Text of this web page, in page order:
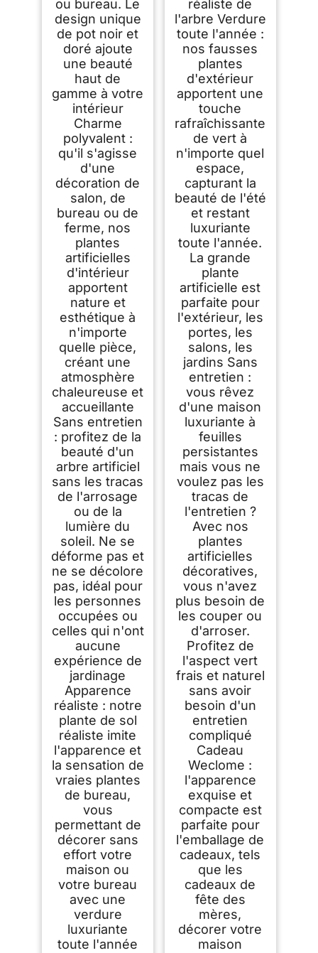
ou bureau. Le
design unique
de pot noir et
doré ajoute
une beauté
haut de
gamme à votre
intérieur
Charme
polyvalent :
qu'il s'agisse
d'une
décoration de
salon, de
bureau ou de
ferme, nos
plantes
artificielles
d'intérieur
apportent
nature et
esthétique à
n'importe
quelle pièce,
créant une
atmosphère
chaleureuse et
accueillante
Sans entretien
: profitez de la
beauté d'un
arbre artificiel
sans les tracas
de l'arrosage
ou de la
lumière du
soleil. Ne se
déforme pas et
ne se décolore
pas, idéal pour
les personnes
occupées ou
celles qui n'ont
aucune
expérience de
jardinage
Apparence
réaliste : notre
plante de sol
réaliste imite
l'apparence et
la sensation de
vraies plantes
de bureau,
vous
permettant de
décorer sans
effort votre
maison ou
votre bureau
avec une
verdure
luxuriante
toute l'année
réaliste de
l'arbre Verdure
toute l'année :
nos fausses
plantes
d'extérieur
apportent une
touche
rafraîchissante
de vert à
n'importe quel
espace,
capturant la
beauté de l'été
et restant
luxuriante
toute l'année.
La grande
plante
artificielle est
parfaite pour
l'extérieur, les
portes, les
salons, les
jardins Sans
entretien :
vous rêvez
d'une maison
luxuriante à
feuilles
persistantes
mais vous ne
voulez pas les
tracas de
l'entretien ?
Avec nos
plantes
artificielles
décoratives,
vous n'avez
plus besoin de
les couper ou
d'arroser.
Profitez de
l'aspect vert
frais et naturel
sans avoir
besoin d'un
entretien
compliqué
Cadeau
Weclome :
l'apparence
exquise et
compacte est
parfaite pour
l'emballage de
cadeaux, tels
que les
cadeaux de
fête des
mères,
décorer votre
maison